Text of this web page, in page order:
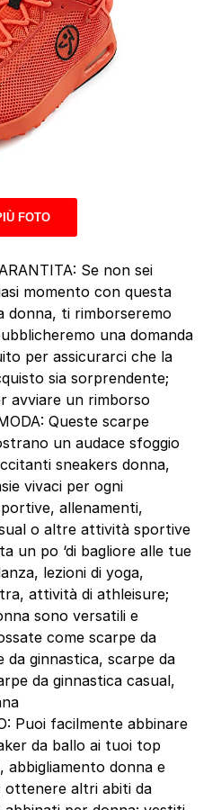
FOTO
Se non sei
momento con questa
donna, ti rimborseremo
una domanda
per assicurarci che la
sia sorprendente;
avviare un rimborso
Queste scarpe
un audace sfoggio
sneakers donna,
vivaci per ogni
allenamenti,
o altre attività sportive
un po ‘di bagliore alle tue
lezioni di yoga,
attività di athleisure;
sono versatili e
come scarpe da
da ginnastica, scarpe da
da ginnastica casual,
Puoi facilmente abbinare
da ballo ai tuoi top
donna e
ottenere altri abiti da